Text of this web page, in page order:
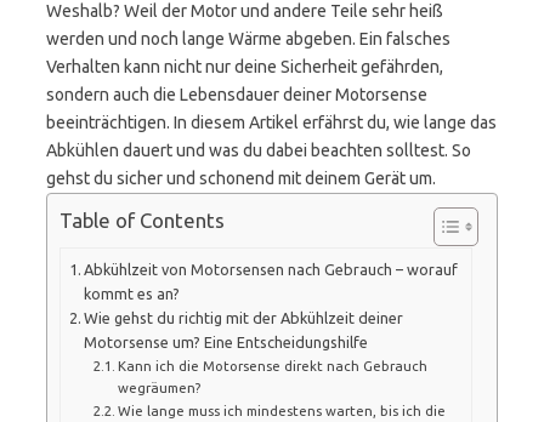
Weshalb? Weil der Motor und andere Teile sehr heiß
werden und noch lange Wärme abgeben. Ein falsches
Verhalten kann nicht nur deine Sicherheit gefährden,
sondern auch die Lebensdauer deiner Motorsense
beeinträchtigen. In diesem Artikel erfährst du, wie lange das
Abkühlen dauert und was du dabei beachten solltest. So
gehst du sicher und schonend mit deinem Gerät um.
Table of Contents
Abkühlzeit von Motorsensen nach Gebrauch – worauf
kommt es an?
Wie gehst du richtig mit der Abkühlzeit deiner
Motorsense um? Eine Entscheidungshilfe
Kann ich die Motorsense direkt nach Gebrauch
wegräumen?
Wie lange muss ich mindestens warten, bis ich die